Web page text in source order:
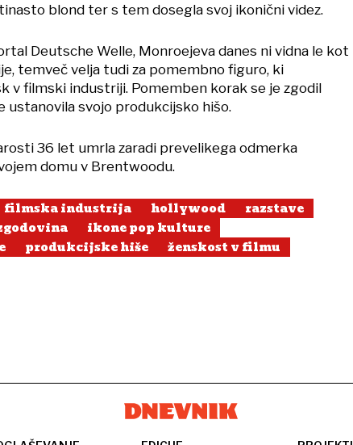
blond ter s tem dosegla svoj ikonični videz.
Deutsche Welle, Monroejeva danes ni vidna le kot
temveč velja tudi za pomembno figuro, ki
v filmski industriji. Pomemben korak se je zgodil
ustanovila svojo produkcijsko hišo.
36 let umrla zaradi prevelikega odmerka
domu v Brentwoodu.
filmska industrija hollywood
razstave
ikone pop kulture
produkcijske hiše ženskost v filmu